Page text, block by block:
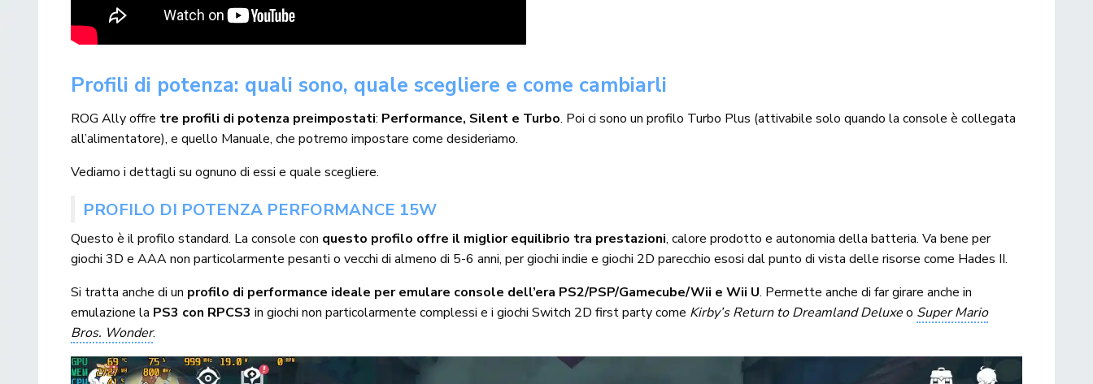
Profili di potenza: quali sono, quale scegliere e come cambiarli
ROG Ally offre tre profili di potenza preimpostati: Performance, Silent e Turbo. Poi ci sono un profilo Turbo Plus (attivabile solo quando la console è collegata
all’alimentatore), e quello Manuale, che potremo impostare come desideriamo.
Vediamo i dettagli su ognuno di essi e quale scegliere.
PROFILO DI POTENZA PERFORMANCE 15W
Questo è il profilo standard. La console con questo profilo offre il miglior equilibrio tra prestazioni, calore prodotto e autonomia della batteria. Va bene per
giochi 3D e AAA non particolarmente pesanti o vecchi di almeno di 5-6 anni, per giochi indie e giochi 2D parecchio esosi dal punto di vista delle risorse come Hades II.
Si tratta anche di un profilo di performance ideale per emulare console dell’era PS2/PSP/Gamecube/Wii e Wii U. Permette anche di far girare anche in
emulazione la PS3 con RPCS3 in giochi non particolarmente complessi e i giochi Switch 2D first party come Kirby’s Return to Dreamland Deluxeo Super Mario
Bros. Wonder.